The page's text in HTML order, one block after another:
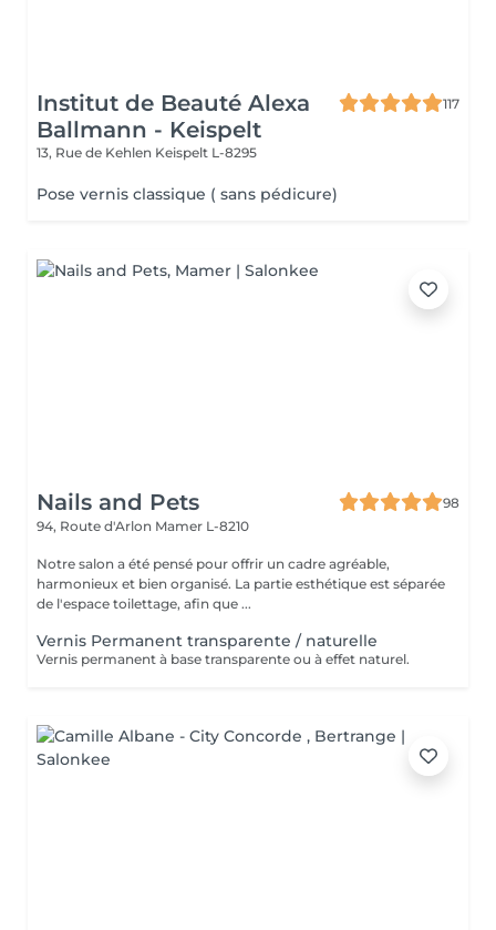
Institut de Beauté Alexa
Ballmann - Keispelt
117
13, Rue de Kehlen Keispelt L-8295
Pose vernis classique ( sans pédicure)
Nails and Pets
98
94, Route d'Arlon Mamer L-8210
Notre salon a été pensé pour offrir un cadre agréable,
harmonieux et bien organisé. La partie esthétique est séparée
de l'espace toilettage, afin que ...
Vernis Permanent transparente / naturelle
Vernis permanent à base transparente ou à effet naturel.